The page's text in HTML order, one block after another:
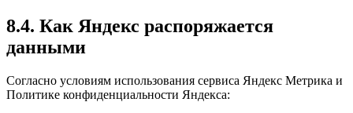
8.4. Как Яндекс распоряжается
данными
Согласно условиям использования сервиса Яндекс Метрика и
Политике конфиденциальности Яндекса: